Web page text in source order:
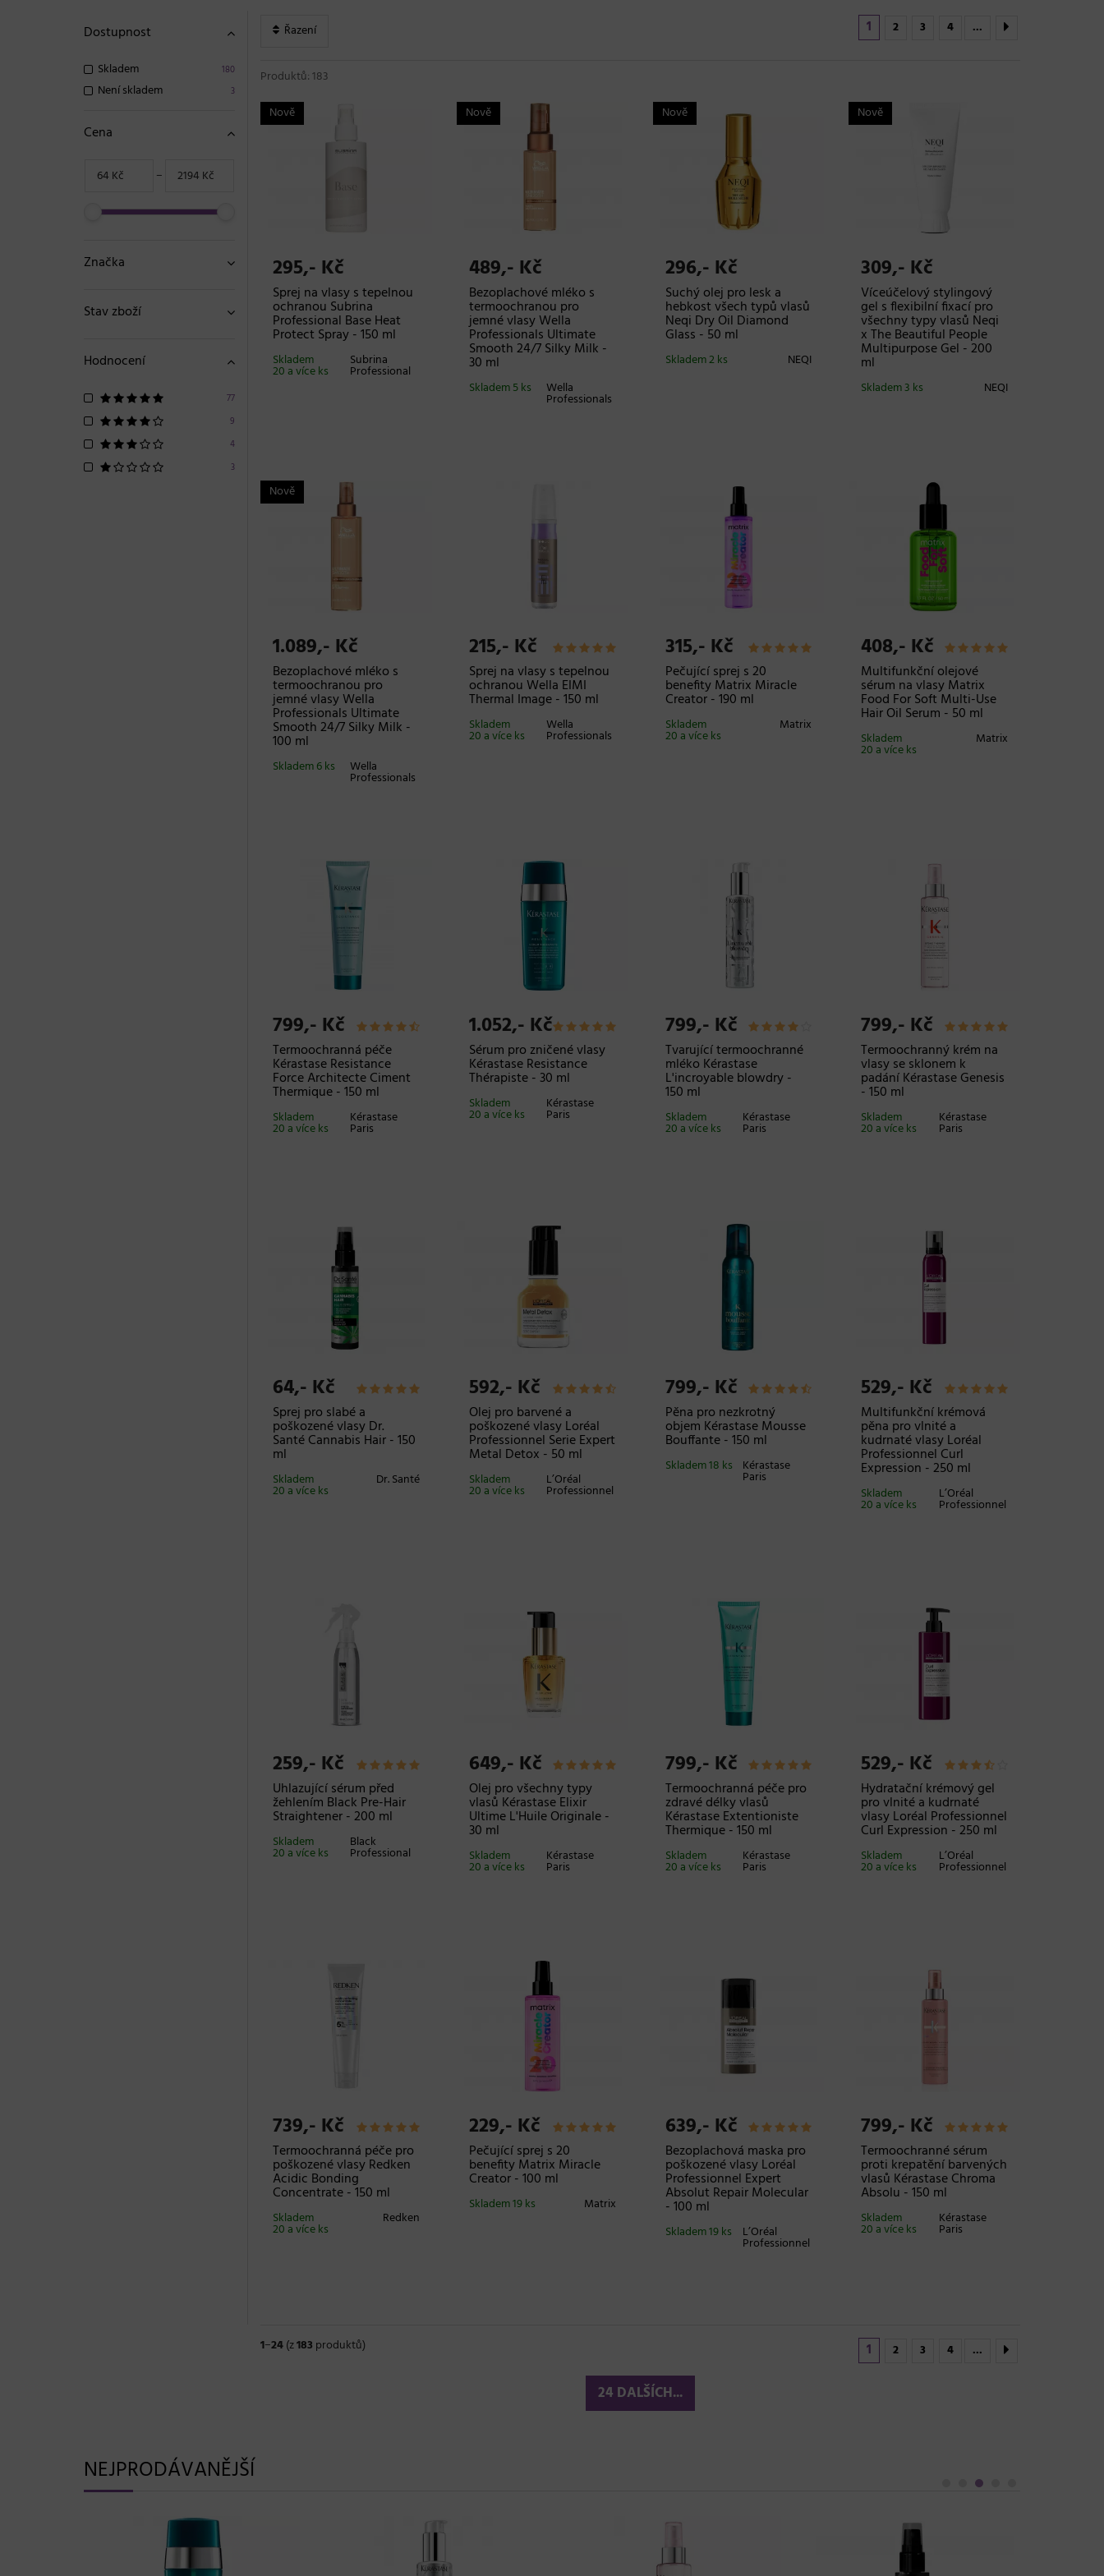
Dostupnost
180
Skladem
3
Není skladem
Cena
−
Značka
Stav zboží
Hodnocení
77
9
4
3
Řazení 1 2 3 4 ...
Produktů: 183
Nově
295,- Kč
Sprej na vlasy s tepelnou
ochranou Subrina
Professional Base Heat
Protect Spray - 150 ml
Subrina
Professional
Skladem
20 a více ks
Nově
489,- Kč
Bezoplachové mléko s
termoochranou pro
jemné vlasy Wella
Professionals Ultimate
Smooth 24/7 Silky Milk -
30 ml
Wella
Professionals
Skladem 5 ks
Nově
296,- Kč
Suchý olej pro lesk a
hebkost všech typů vlasů
Neqi Dry Oil Diamond
Glass - 50 ml
NEQI
Skladem 2 ks
Nově
309,- Kč
Víceúčelový stylingový
gel s flexibilní fixací pro
všechny typy vlasů Neqi
x The Beautiful People
Multipurpose Gel - 200
ml
NEQI
Skladem 3 ks
Nově
1.089,- Kč
Bezoplachové mléko s
termoochranou pro
jemné vlasy Wella
Professionals Ultimate
Smooth 24/7 Silky Milk -
100 ml
Wella
Professionals
Skladem 6 ks
215,- Kč
Sprej na vlasy s tepelnou
ochranou Wella EIMI
Thermal Image - 150 ml
Wella
Professionals
Skladem
20 a více ks
315,- Kč
Pečující sprej s 20
benefity Matrix Miracle
Creator - 190 ml
Matrix
Skladem
20 a více ks
408,- Kč
Multifunkční olejové
sérum na vlasy Matrix
Food For Soft Multi-Use
Hair Oil Serum - 50 ml
Matrix
Skladem
20 a více ks
799,- Kč
Termoochranná péče
Kérastase Resistance
Force Architecte Ciment
Thermique - 150 ml
Kérastase
Paris
Skladem
20 a více ks
1.052,- Kč
Sérum pro zničené vlasy
Kérastase Resistance
Thérapiste - 30 ml
Kérastase
Paris
Skladem
20 a více ks
799,- Kč
Tvarující termoochranné
mléko Kérastase
L'incroyable blowdry -
150 ml
Kérastase
Paris
Skladem
20 a více ks
799,- Kč
Termoochranný krém na
vlasy se sklonem k
padání Kérastase Genesis
- 150 ml
Kérastase
Paris
Skladem
20 a více ks
64,- Kč
Sprej pro slabé a
poškozené vlasy Dr.
Santé Cannabis Hair - 150
ml
Dr. Santé
Skladem
20 a více ks
592,- Kč
Olej pro barvené a
poškozené vlasy Loréal
Professionnel Serie Expert
Metal Detox - 50 ml
L’Oréal
Professionnel
Skladem
20 a více ks
799,- Kč
Pěna pro nezkrotný
objem Kérastase Mousse
Bouffante - 150 ml
Kérastase
Paris
Skladem 18 ks
529,- Kč
Multifunkční krémová
pěna pro vlnité a
kudrnaté vlasy Loréal
Professionnel Curl
Expression - 250 ml
L’Oréal
Professionnel
Skladem
20 a více ks
259,- Kč
Uhlazující sérum před
žehlením Black Pre-Hair
Straightener - 200 ml
Black
Professional
Skladem
20 a více ks
649,- Kč
Olej pro všechny typy
vlasů Kérastase Elixir
Ultime L'Huile Originale -
30 ml
Kérastase
Paris
Skladem
20 a více ks
799,- Kč
Termoochranná péče pro
zdravé délky vlasů
Kérastase Extentioniste
Thermique - 150 ml
Kérastase
Paris
Skladem
20 a více ks
529,- Kč
Hydratační krémový gel
pro vlnité a kudrnaté
vlasy Loréal Professionnel
Curl Expression - 250 ml
L’Oréal
Professionnel
Skladem
20 a více ks
739,- Kč
Termoochranná péče pro
poškozené vlasy Redken
Acidic Bonding
Concentrate - 150 ml
Redken
Skladem
20 a více ks
229,- Kč
Pečující sprej s 20
benefity Matrix Miracle
Creator - 100 ml
Matrix
Skladem 19 ks
639,- Kč
Bezoplachová maska pro
poškozené vlasy Loréal
Professionnel Expert
Absolut Repair Molecular
- 100 ml
L’Oréal
Professionnel
Skladem 19 ks
799,- Kč
Termoochranné sérum
proti krepatění barvených
vlasů Kérastase Chroma
Absolu - 150 ml
Kérastase
Paris
Skladem
20 a více ks
1−24(z183 produktů) 1 2 3 4 ...
24 DALŠÍCH...
NEJPRODÁVANĚJŠÍ